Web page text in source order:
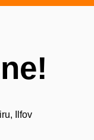
Ilfov